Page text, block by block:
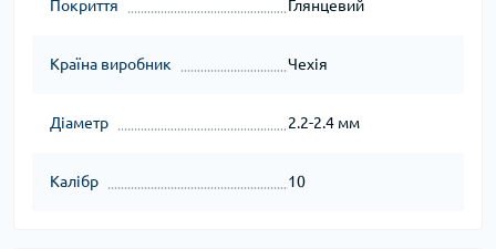
Покриття Глянцевий
Країна виробник Чехія
Діаметр 2.2-2.4 мм
Калібр 10